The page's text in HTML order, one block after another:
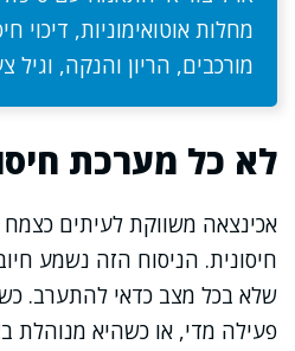
מחלות אוטואימוניות, דיכוי
מורכבים, הריון והנקה, וגיל
לא כל מערכת
אכינצאה משווקת לעיתים כצמח
חיסונית. הניסוח הזה נשמע
שלא בכל מצב כדאי להתערב.
פעילה מדי, או כשהיא מנוהלת